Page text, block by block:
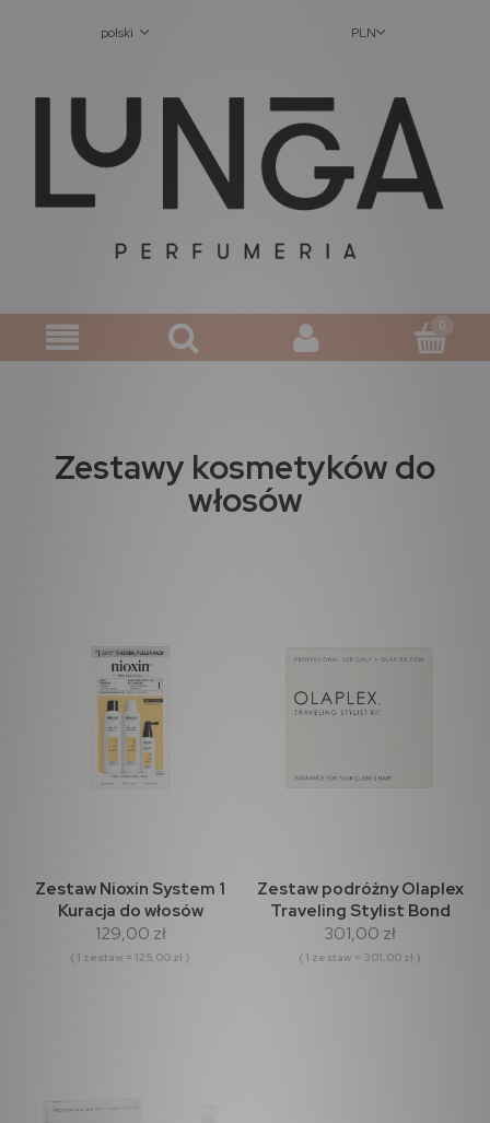
polski PLN
Zestawy kosmetyków do
włosów
Zestaw Nioxin System 1
Kuracja do włosów
naturalnych z lekkim
osłabieniem
129,00 zł
( 1 zestaw = 129,00 zł )
Zestaw podróżny Olaplex
Traveling Stylist Bond
Multiplier 100ml + Bond
Perfector 2 x 100ml
301,00 zł
( 1 zestaw = 301,00 zł )